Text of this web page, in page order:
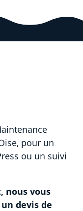
pour un
ou un suivi
nous vous
devis de